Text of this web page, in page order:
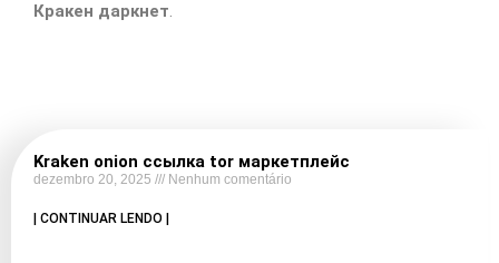
Кракен даркнет.
Kraken onion ссылка tor маркетплейс
dezembro 20, 2025 Nenhum comentário
| CONTINUAR LENDO |